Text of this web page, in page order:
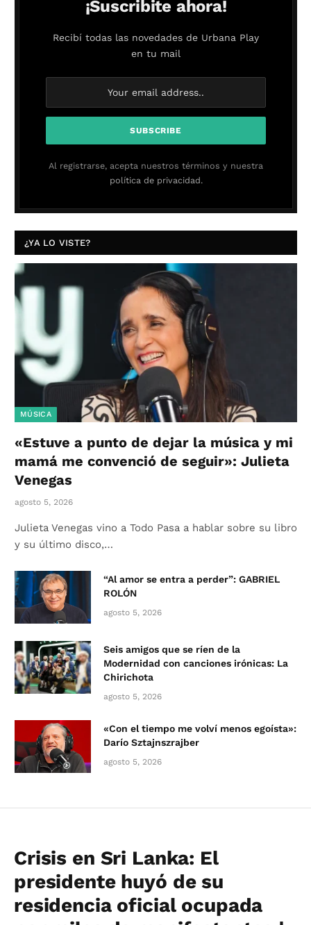
¡Suscribite ahora!
Recibí todas las novedades de Urbana Play
en tu mail
Al registrarse, acepta nuestros términos y nuestra
política de privacidad.
¿YA LO VISTE?
MÚSICA
«Estuve a punto de dejar la música y mi
mamá me convenció de seguir»: Julieta
Venegas
agosto 5, 2026
Julieta Venegas vino a Todo Pasa a hablar sobre su libro
y su último disco,…
“Al amor se entra a perder”: GABRIEL
ROLÓN
agosto 5, 2026
Seis amigos que se ríen de la
Modernidad con canciones irónicas: La
Chirichota
agosto 5, 2026
«Con el tiempo me volví menos egoísta»:
Darío Sztajnszrajber
agosto 5, 2026
Crisis en Sri Lanka: El
presidente huyó de su
residencia oficial ocupada